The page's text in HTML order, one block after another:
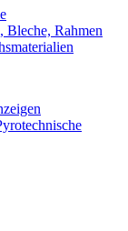
Bleche, Rahmen